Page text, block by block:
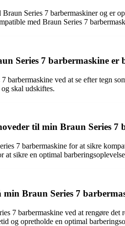
Series 7 barbermaskiner og
med Braun Series 7
Series 7 barbermaskine er
ved at se efter tegn
skal udskiftes.
til min Braun Series 7
7 barbermaskine for at sikre
at sikre en optimal
Braun Series 7
7 barbermaskine ved at rengøre
og opretholde en optimal